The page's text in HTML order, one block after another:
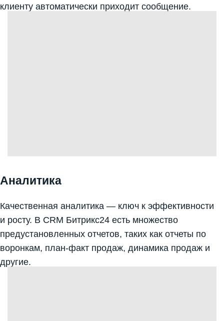
клиенту автоматически приходит сообщение.
Аналитика
Качественная аналитика — ключ к эффективности
и росту. В CRM Битрикс24 есть множество
предустановленных отчетов, таких как отчеты по
воронкам, план-факт продаж, динамика продаж и
другие.